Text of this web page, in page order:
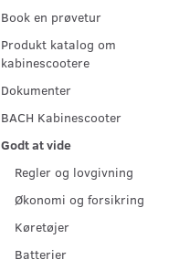
Book en prøvetur
Produkt katalog om
kabinescootere
Dokumenter
BACH Kabinescooter
Godt at vide
Regler og lovgivning
Økonomi og forsikring
Køretøjer
Batterier